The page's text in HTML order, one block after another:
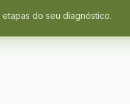
do seu diagnóstico.